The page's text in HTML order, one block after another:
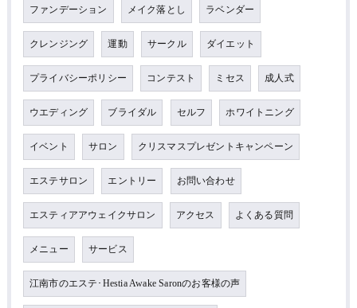
ファンデーション メイク落とし ラベンダー
クレンジング 運動 サークル ダイエット
プライバシーポリシー コンテスト ミセス 成人式
ウエディング ブライダル セルフ ホワイトニング
イベント サロン クリスマスプレゼントキャンペーン
エステサロン エントリー お問い合わせ
エスティアアウェイクサロン アクセス よくある質問
メニュー サービス
江南市のエステ･Hestia Awake Saronのお客様の声